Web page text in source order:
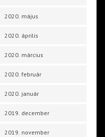
2020. május
2020. április
2020. március
2020. február
2020. január
2019. december
2019. november